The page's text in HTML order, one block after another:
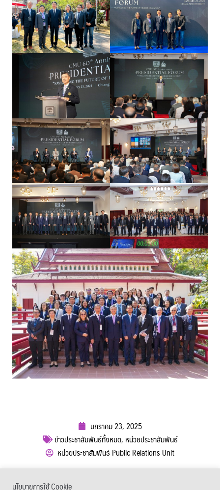
มกราคม 23, 2025
ข่าวประชาสัมพันธ์ทั้งหมด, หน่วยประชาสัมพันธ์
หน่วยประชาสัมพันธ์ Public Relations Unit
นโยบายการใช้ Cookie